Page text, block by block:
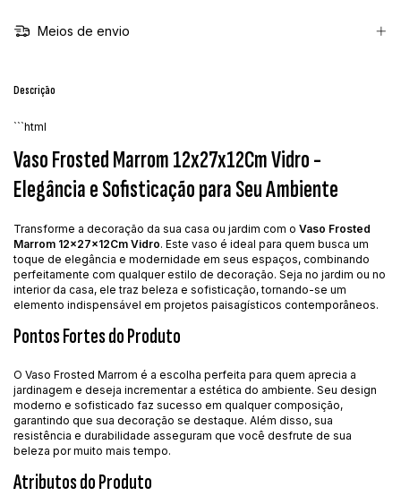
Meios de envio
Descrição
```html
Vaso Frosted Marrom 12x27x12Cm Vidro -
Elegância e Sofisticação para Seu Ambiente
Transforme a decoração da sua casa ou jardim com o Vaso Frosted
Marrom 12x27x12Cm Vidro. Este vaso é ideal para quem busca um
toque de elegância e modernidade em seus espaços, combinando
perfeitamente com qualquer estilo de decoração. Seja no jardim ou no
interior da casa, ele traz beleza e sofisticação, tornando-se um
elemento indispensável em projetos paisagísticos contemporâneos.
Pontos Fortes do Produto
O Vaso Frosted Marrom é a escolha perfeita para quem aprecia a
jardinagem e deseja incrementar a estética do ambiente. Seu design
moderno e sofisticado faz sucesso em qualquer composição,
garantindo que sua decoração se destaque. Além disso, sua
resistência e durabilidade asseguram que você desfrute de sua
beleza por muito mais tempo.
Atributos do Produto